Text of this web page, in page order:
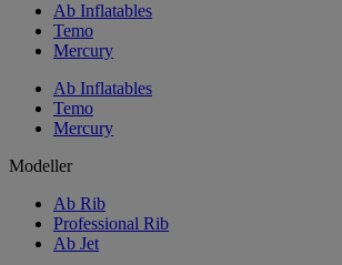
Ab Inflatables
Temo
Mercury
Ab Inflatables
Temo
Mercury
Modeller
Ab Rib
Professional Rib
Ab Jet